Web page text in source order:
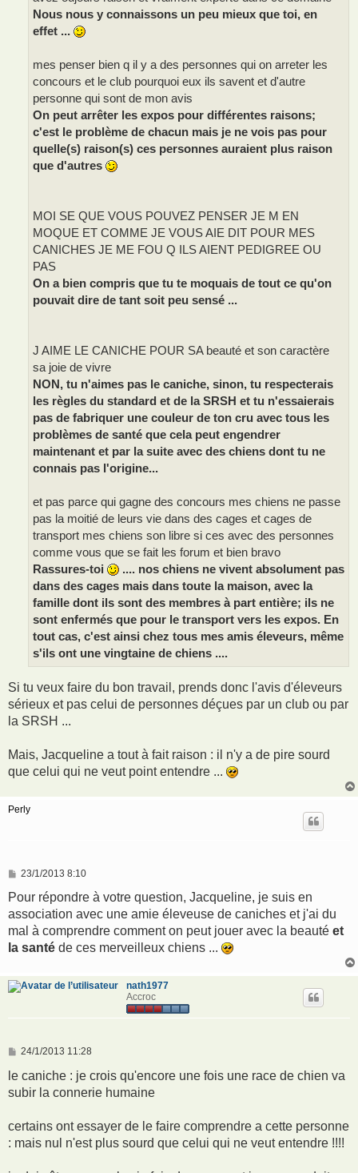
Nous nous y connaissons un peu mieux que toi, en
effet ...
mes penser bien q il y a des personnes qui on arreter les
concours et le club pourquoi eux ils savent et d'autre
personne qui sont de mon avis
On peut arrêter les expos pour différentes raisons;
c'est le problème de chacun mais je ne vois pas pour
quelle(s) raison(s) ces personnes auraient plus raison
que d'autres
MOI SE QUE VOUS POUVEZ PENSER JE M EN
MOQUE ET COMME JE VOUS AIE DIT POUR MES
CANICHES JE ME FOU Q ILS AIENT PEDIGREE OU
PAS
On a bien compris que tu te moquais de tout ce qu'on
pouvait dire de tant soit peu sensé ...
J AIME LE CANICHE POUR SA beauté et son caractère
sa joie de vivre
NON, tu n'aimes pas le caniche, sinon, tu respecterais
les règles du standard et de la SRSH et tu n'essaierais
pas de fabriquer une couleur de ton cru avec tous les
problèmes de santé que cela peut engendrer
maintenant et par la suite avec des chiens dont tu ne
connais pas l'origine...
et pas parce qui gagne des concours mes chiens ne passe
pas la moitié de leurs vie dans des cages et cages de
transport mes chiens son libre si ces avec des personnes
comme vous que se fait les forum et bien bravo
Rassures-toi
.... nos chiens ne vivent absolument pas
dans des cages mais dans toute la maison, avec la
famille dont ils sont des membres à part entière; ils ne
sont enfermés que pour le transport vers les expos. En
tout cas, c'est ainsi chez tous mes amis éleveurs, même
s'ils ont une vingtaine de chiens ....
Si tu veux faire du bon travail, prends donc l'avis d'éleveurs
sérieux et pas celui de personnes déçues par un club ou par
la SRSH ...
Mais, Jacqueline a tout à fait raison : il n'y a de pire sourd
que celui qui ne veut point entendre ...
Perly
M
s
a
g
23/1/2013 8:10
Pour répondre à votre question, Jacqueline, je suis en
association avec une amie éleveuse de caniches et j'ai du
mal à comprendre comment on peut jouer avec la beauté et
la santé de ces merveilleux chiens ...
nath1977
Accroc
M
s
a
24/1/2013 11:28
le caniche : je crois qu'encore une fois une race de chien va
subir la connerie humaine
certains ont essayer de le faire comprendre a cette personne
: mais nul n'est plus sourd que celui qui ne veut entendre !!!!